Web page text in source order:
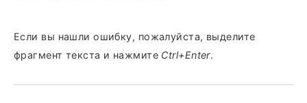
Если вы нашли ошибку, пожалуйста, выделите
фрагмент текста и нажмите Ctrl+Enter.